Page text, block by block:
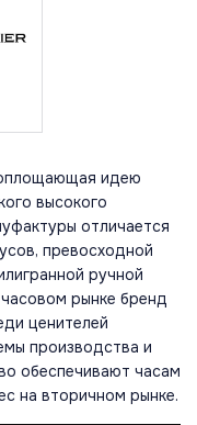
идею
высокого
отличается
превосходной
ручной
рынке бренд
ценителей
производства и
обеспечивают часам
на вторичном рынке.